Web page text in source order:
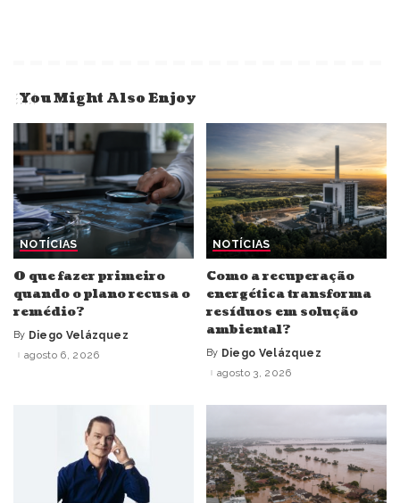
You Might Also Enjoy
NOTÍCIAS
O que fazer primeiro
quando o plano recusa o
remédio?
Posted
by
By Diego Velázquez
agosto 6, 2026
NOTÍCIAS
Como a recuperação
energética transforma
resíduos em solução
ambiental?
Posted
by
By Diego Velázquez
agosto 3, 2026